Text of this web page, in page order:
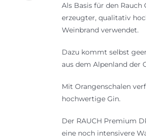
Als Basis für den Rauch
erzeugter, qualitativ
Weinbrand verwendet.
Dazu kommt selbst
aus dem Alpenland der
Mit Orangenschalen
hochwertige Gin.
Der RAUCH Premium
eine noch intensivere